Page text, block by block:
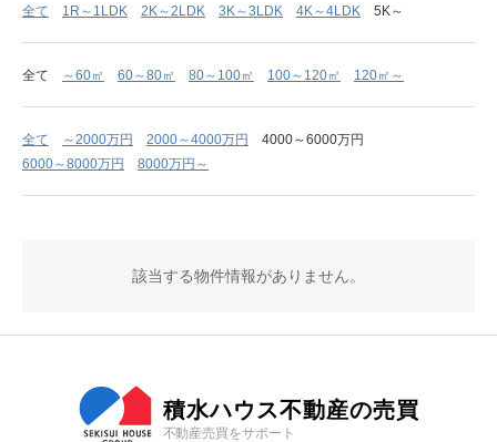
全て 1R～1LDK 2K～2LDK 3K～3LDK 4K～4LDK 5K～
全て ～60㎡ 60～80㎡ 80～100㎡ 100～120㎡ 120㎡～
全て ～2000万円 2000～4000万円
4000～6000万円
6000～8000万円
8000万円～
該当する物件情報がありません。
積水ハウス不動産の売買
不動産売買をサポート